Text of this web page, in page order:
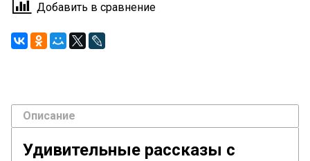
Добавить в сравнение
Описание
Удивительные рассказы с